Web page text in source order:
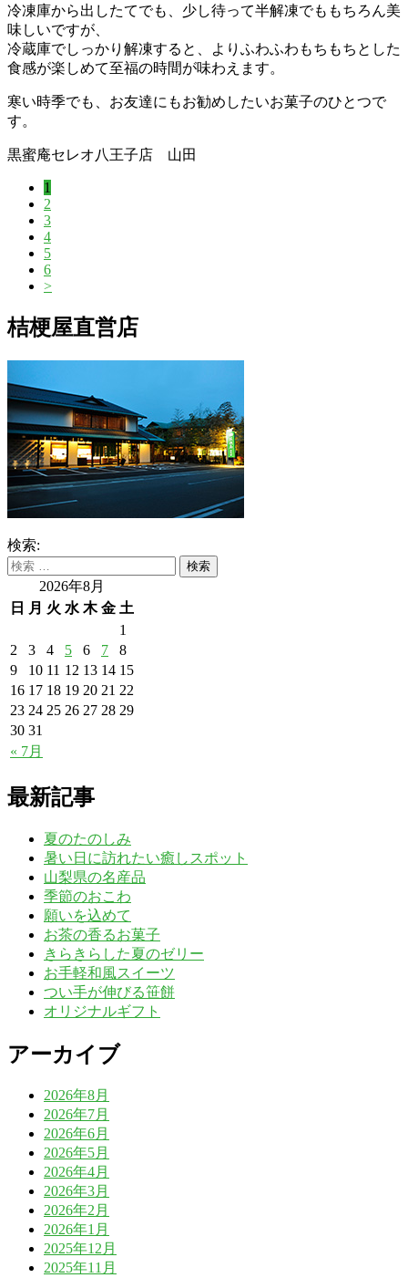
冷凍庫から出したてでも、少し待って半解凍でももちろん美
味しいですが、
冷蔵庫でしっかり解凍すると、よりふわふわもちもちとした
食感が楽しめて至福の時間が味わえます。
寒い時季でも、お友達にもお勧めしたいお菓子のひとつで
す。
黒蜜庵セレオ八王子店 山田
1
2
3
4
5
6
>
桔梗屋直営店
検索:
2026年8月
日
月 火 水 木 金 土
« 7月
1
2
3 4 5 6 7
8
9
10 11 12 13 14 15
16 17 18 19 20 21 22
23 24 25 26 27 28 29
30 31
最新記事
夏のたのしみ
暑い日に訪れたい癒しスポット
山梨県の名産品
季節のおこわ
願いを込めて
お茶の香るお菓子
きらきらした夏のゼリー
お手軽和風スイーツ
つい手が伸びる笹餅
オリジナルギフト
アーカイブ
2026年8月
2026年7月
2026年6月
2026年5月
2026年4月
2026年3月
2026年2月
2026年1月
2025年12月
2025年11月